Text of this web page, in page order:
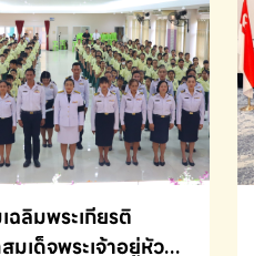
ฉลิมพระเกียรติ
มเด็จพระเจ้าอยู่หัว